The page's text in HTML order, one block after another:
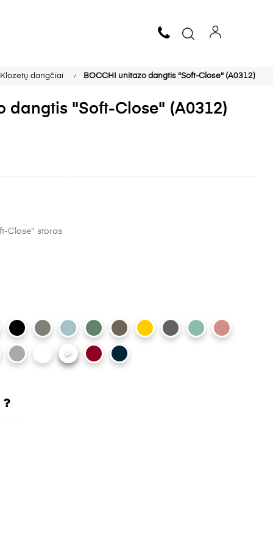
Klozetų dangčiai BOCCHI unitazo dangtis "Soft-Close" (A0312)
dangtis "Soft-Close" (A0312)
Close" storas